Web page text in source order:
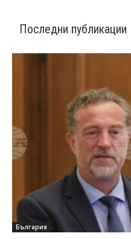
Последни публикации
България